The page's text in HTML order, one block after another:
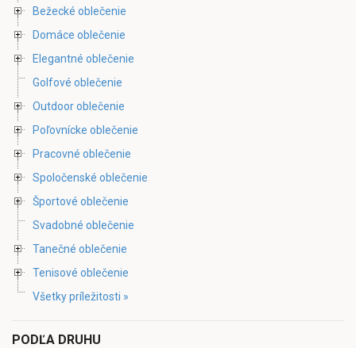
Bežecké oblečenie
Domáce oblečenie
Elegantné oblečenie
Golfové oblečenie
Outdoor oblečenie
Poľovnícke oblečenie
Pracovné oblečenie
Spoločenské oblečenie
Športové oblečenie
Svadobné oblečenie
Tanečné oblečenie
Tenisové oblečenie
Všetky príležitosti »
PODĽA DRUHU